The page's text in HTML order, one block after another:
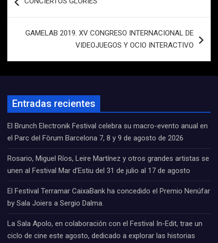
de
GAMELAB 2019. XV CONGRESO INTERNACIONAL DE
VIDEOJUEGOS Y OCIO INTERACTIVO
Entradas recientes
El Brunch Electronik Festival celebra su macro-evento anual en
el Parc del Fòrum Barcelona 7, 8 y 9 de agosto de 2026
Rosario, Miguel Ríos, Leire Martínez y otros grandes artistas se
unen al Festival Mar d’Estiu del 31 de julio al 17 de agosto
El Festival Terramar CaixaBank ha concedido el Premio Nenúfar
by Sala Joiers a Sergio Dalma.
La Sala Apolo, en colaboración con el Festival In-Edit, trae un
ciclo de cine este agosto, dedicado a explorar las historias